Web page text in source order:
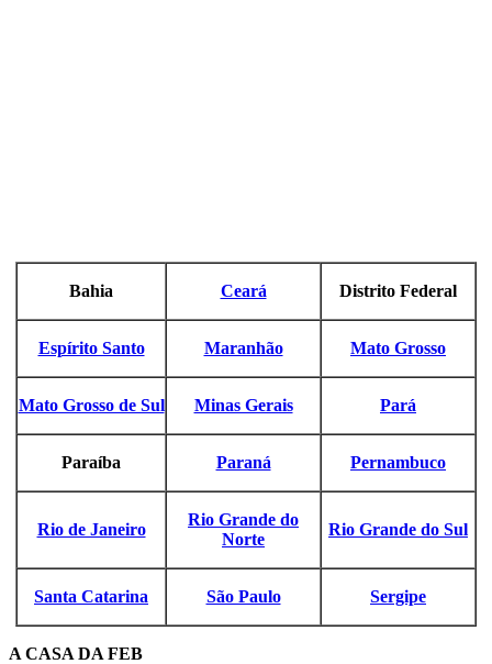
Bahia Ceará Distrito Federal
Espírito Santo Maranhão Mato Grosso
Mato Grosso de Sul Minas Gerais Pará
Paraíba Paraná Pernambuco
Rio de Janeiro
Rio Grande do
Norte
Rio Grande do Sul
Santa Catarina São Paulo Sergipe
A CASA DA FEB